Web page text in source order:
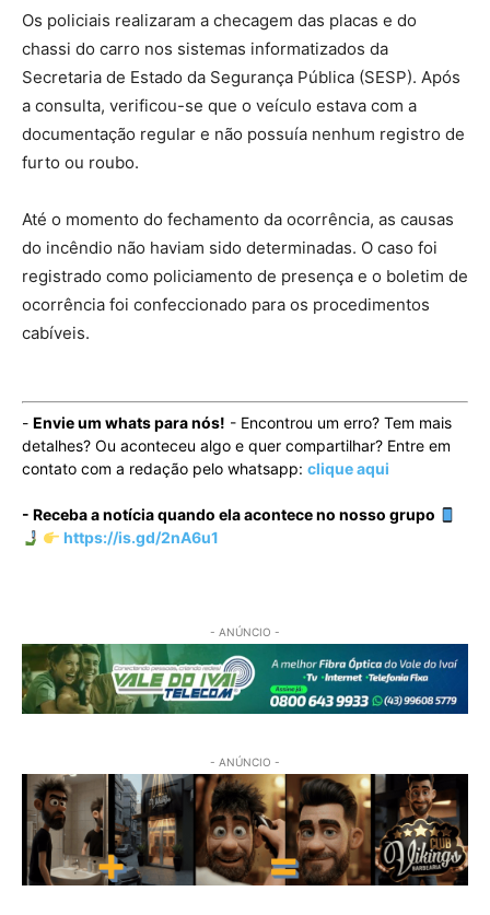
Os policiais realizaram a checagem das placas e do
chassi do carro nos sistemas informatizados da
Secretaria de Estado da Segurança Pública (SESP). Após
a consulta, verificou-se que o veículo estava com a
documentação regular e não possuía nenhum registro de
furto ou roubo.
Até o momento do fechamento da ocorrência, as causas
do incêndio não haviam sido determinadas. O caso foi
registrado como policiamento de presença e o boletim de
ocorrência foi confeccionado para os procedimentos
cabíveis.
- Envie um whats para nós! - Encontrou um erro? Tem mais
detalhes? Ou aconteceu algo e quer compartilhar? Entre em
contato com a redação pelo whatsapp: clique aqui
- Receba a notícia quando ela acontece no nosso grupo
https://is.gd/2nA6u1
- ANÚNCIO -
- ANÚNCIO -